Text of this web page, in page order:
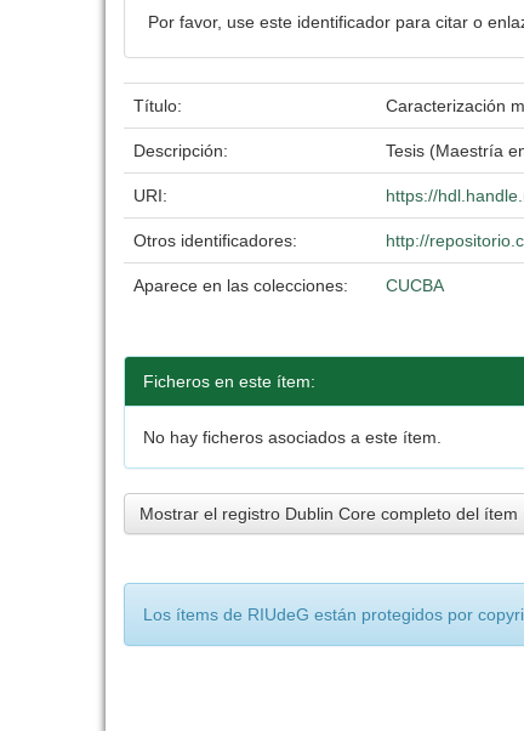
Por favor, use este identificador para citar o
Título: Caracterización
Descripción: Tesis (Maestría
URI: https://
Otros identificadores: http://
Aparece en las colecciones: CUCBA
Ficheros en este ítem:
No hay ficheros asociados a este ítem.
Mostrar el registro Dublin Core completo del ítem
Los ítems de RIUdeG están protegidos por